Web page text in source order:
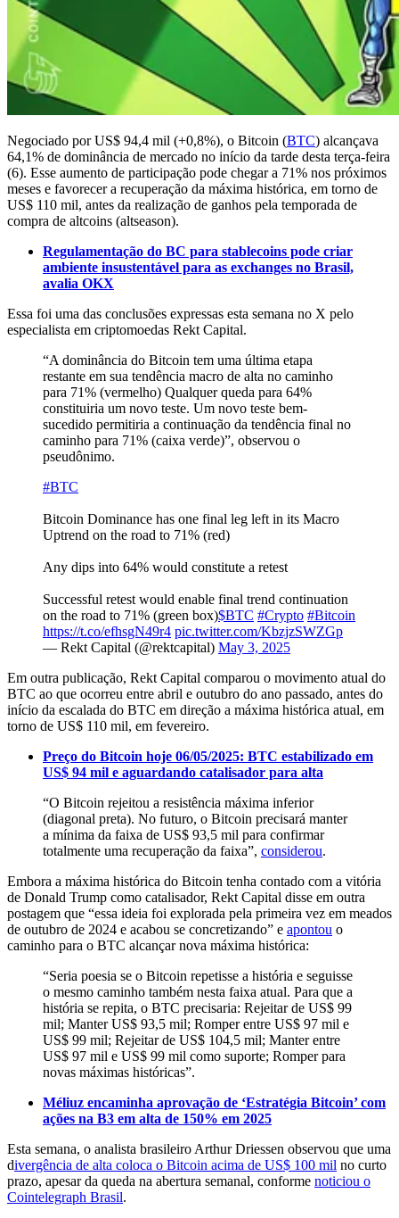
Negociado por US$ 94,4 mil (+0,8%), o Bitcoin (BTC) alcançava
64,1% de dominância de mercado no início da tarde desta terça-feira
(6). Esse aumento de participação pode chegar a 71% nos próximos
meses e favorecer a recuperação da máxima histórica, em torno de
US$ 110 mil, antes da realização de ganhos pela temporada de
compra de altcoins (altseason).
Regulamentação do BC para stablecoins pode criar
ambiente insustentável para as exchanges no Brasil,
avalia OKX
Essa foi uma das conclusões expressas esta semana no X pelo
especialista em criptomoedas Rekt Capital.
“A dominância do Bitcoin tem uma última etapa
restante em sua tendência macro de alta no caminho
para 71% (vermelho) Qualquer queda para 64%
constituiria um novo teste. Um novo teste bem-
sucedido permitiria a continuação da tendência final no
caminho para 71% (caixa verde)”, observou o
pseudônimo.
#BTC
Bitcoin Dominance has one final leg left in its Macro
Uptrend on the road to 71% (red)
Any dips into 64% would constitute a retest
Successful retest would enable final trend continuation
on the road to 71% (green box)$BTC #Crypto #Bitcoin
https://t.co/efhsgN49r4 pic.twitter.com/KbzjzSWZGp
— Rekt Capital (@rektcapital) May 3, 2025
Em outra publicação, Rekt Capital comparou o movimento atual do
BTC ao que ocorreu entre abril e outubro do ano passado, antes do
início da escalada do BTC em direção a máxima histórica atual, em
torno de US$ 110 mil, em fevereiro.
Preço do Bitcoin hoje 06/05/2025: BTC estabilizado em
US$ 94 mil e aguardando catalisador para alta
“O Bitcoin rejeitou a resistência máxima inferior
(diagonal preta). No futuro, o Bitcoin precisará manter
a mínima da faixa de US$ 93,5 mil para confirmar
totalmente uma recuperação da faixa”, considerou.
Embora a máxima histórica do Bitcoin tenha contado com a vitória
de Donald Trump como catalisador, Rekt Capital disse em outra
postagem que “essa ideia foi explorada pela primeira vez em meados
de outubro de 2024 e acabou se concretizando” e apontou o
caminho para o BTC alcançar nova máxima histórica:
“Seria poesia se o Bitcoin repetisse a história e seguisse
o mesmo caminho também nesta faixa atual. Para que a
história se repita, o BTC precisaria: Rejeitar de US$ 99
mil; Manter US$ 93,5 mil; Romper entre US$ 97 mil e
US$ 99 mil; Rejeitar de US$ 104,5 mil; Manter entre
US$ 97 mil e US$ 99 mil como suporte; Romper para
novas máximas históricas”.
Méliuz encaminha aprovação de ‘Estratégia Bitcoin’ com
ações na B3 em alta de 150% em 2025
Esta semana, o analista brasileiro Arthur Driessen observou que uma
divergência de alta coloca o Bitcoin acima de US$ 100 mil no curto
prazo, apesar da queda na abertura semanal, conforme noticiou o
Cointelegraph Brasil.